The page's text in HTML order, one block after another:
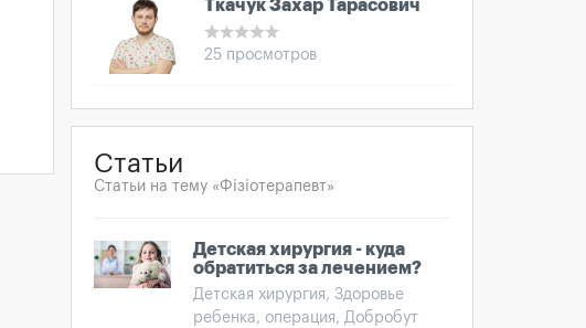
Ткачук Захар Тарасович
25 просмотров
Статьи
Статьи на тему «Фізіотерапевт»
Детская хирургия - куда
обратиться за лечением?
Детская хирургия, Здоровье
ребенка, операция, Добробут